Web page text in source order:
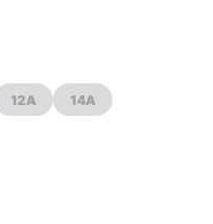
12A
14A